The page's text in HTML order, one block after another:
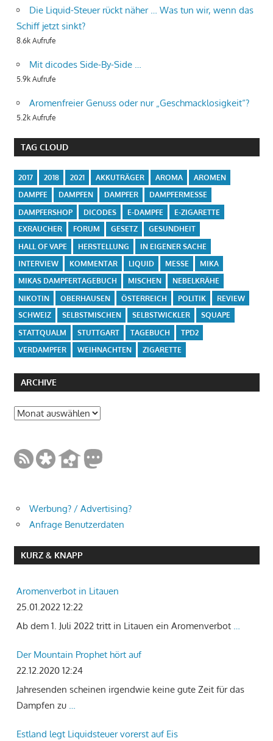
Die Liquid-Steuer rückt näher … Was tun wir, wenn das
Schiff jetzt sinkt?
8.6k Aufrufe
Mit dicodes Side-By-Side …
5.9k Aufrufe
Aromenfreier Genuss oder nur „Geschmacklosigkeit“?
5.2k Aufrufe
TAG CLOUD
2017 2018 2021 AKKUTRÄGER AROMA
AROMEN
DAMPFE
DAMPFEN DAMPFER
DAMPFERMESSE
DAMPFERSHOP
DICODES E-DAMPFE
E-ZIGARETTE
EXRAUCHER
FORUM GESETZ
GESUNDHEIT
HALL OF VAPE
HERSTELLUNG
IN EIGENER SACHE
INTERVIEW
KOMMENTAR LIQUID MESSE
MIKA
MIKAS DAMPFERTAGEBUCH
MISCHEN
NEBELKRÄHE
NIKOTIN
OBERHAUSEN ÖSTERREICH POLITIK
REVIEW
SCHWEIZ
SELBSTMISCHEN SELBSTWICKLER
SQUAPE
STATTQUALM
STUTTGART TAGEBUCH
TPD2
VERDAMPFER
WEIHNACHTEN ZIGARETTE
ARCHIVE
Archive
Werbung? / Advertising?
Anfrage Benutzerdaten
KURZ & KNAPP
Aromenverbot in Litauen
25.01.2022 12:22
Ab dem 1. Juli 2022 tritt in Litauen ein Aromenverbot …
Der Mountain Prophet hört auf
22.12.2020 12:24
Jahresenden scheinen irgendwie keine gute Zeit für das
Dampfen zu …
Estland legt Liquidsteuer vorerst auf Eis